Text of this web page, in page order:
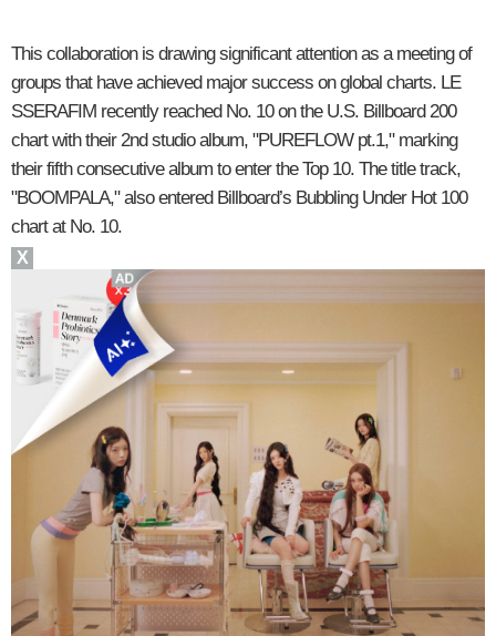
This collaboration is drawing significant attention as a meeting of
groups that have achieved major success on global charts. LE
SSERAFIM recently reached No. 10 on the U.S. Billboard 200
chart with their 2nd studio album, "PUREFLOW pt.1," marking
their fifth consecutive album to enter the Top 10. The title track,
"BOOMPALA," also entered Billboard’s Bubbling Under Hot 100
chart at No. 10.
X